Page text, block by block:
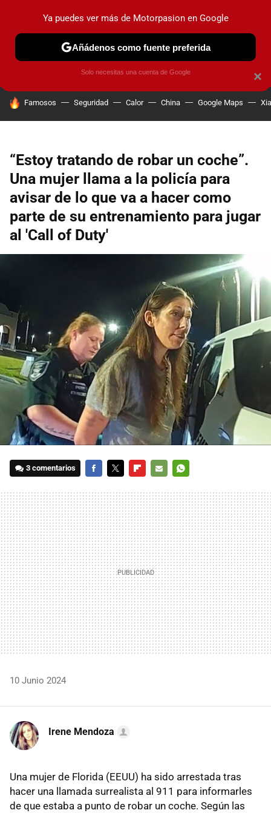
PRUEBAS COCHES ELÉCTRICOS OBSERVATORIO
HOY SE HABLA DE
Famosos Seguridad Calor China Google Maps
“Estoy tratando de robar un coche”.
Una mujer llama a la policía para
avisar de lo que va a hacer como
parte de su entrenamiento para jugar
al 'Call of Duty'
3 comentarios
MAIL
10 Junio 2024
Irene Mendoza
Una mujer de Florida (EEUU) ha sido arrestada tras
hacer una llamada surrealista al 911 para informarles
de que estaba a punto de robar un coche. Según las
×
Ya puedes ver más de Motorpasion en Google
Añádenos como fuente preferida
Solo necesitas una cuenta de Google